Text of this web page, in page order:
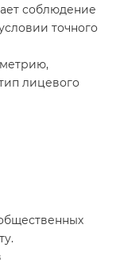
соблюдение
точного
лицевого